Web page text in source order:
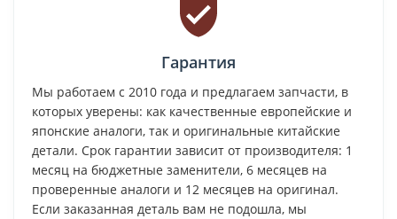
Гарантия
Мы работаем с 2010 года и предлагаем запчасти, в
которых уверены: как качественные европейские и
японские аналоги, так и оригинальные китайские
детали. Срок гарантии зависит от производителя: 1
месяц на бюджетные заменители, 6 месяцев на
проверенные аналоги и 12 месяцев на оригинал.
Если заказанная деталь вам не подошла, мы